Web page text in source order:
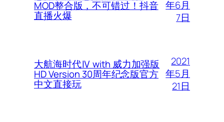
MOD整合版，不可错过！抖音
直播火爆
年6月
7日
大航海时代Ⅳ with 威力加强版
HD Version 30周年纪念版官方
中文直接玩
2021
年5月
21日